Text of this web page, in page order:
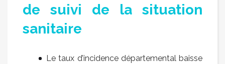
de suivi de la situation
sanitaire
Le taux d’incidence départemental baisse